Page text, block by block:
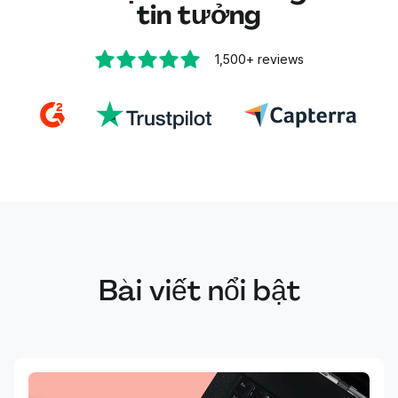
Nội dung trong vùng cắt vẫn giữ nguyên và hoàn
toàn sử dụng được. Văn bản vẫn chọn được, liên
kết vẫn bấm vào được và hình ảnh vẫn giữ chất
tin tưởng
1,500+ reviews
Bài viết nổi bật